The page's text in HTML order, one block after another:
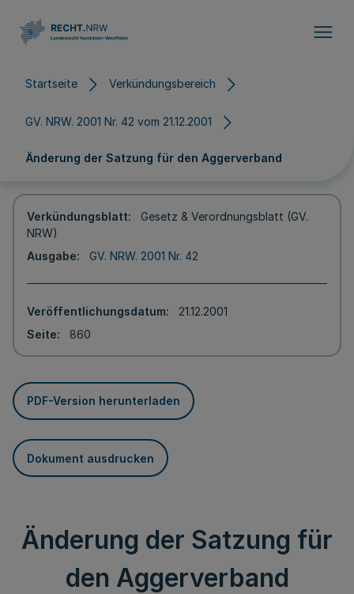
Startseite Verkündungsbereich
GV. NRW. 2001 Nr. 42 vom 21.12.2001
Änderung der Satzung für den Aggerverband
Verkündungsblatt
Gesetz & Verordnungsblatt (GV.
NRW)
Ausgabe
GV. NRW. 2001 Nr. 42
Veröffentlichungsdatum
21.12.2001
Seite
860
PDF-Version herunterladen
Dokument ausdrucken
Änderung der Satzung für
den Aggerverband